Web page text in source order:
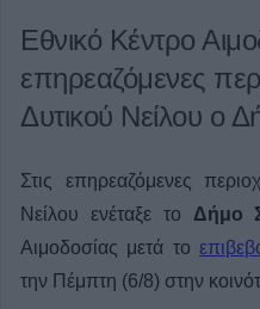
Εθνικό Κέντρο
επηρεαζόμενες
Δυτικού Νείλου ο
Στις επηρεαζόμενες
Νείλου ενέταξε το Δήμο
Αιμοδοσίας μετά το
την Πέμπτη (6/8) στην